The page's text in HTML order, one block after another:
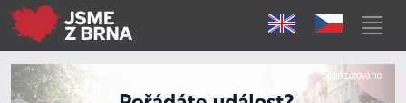
Předchozí Další
Sponzorováno